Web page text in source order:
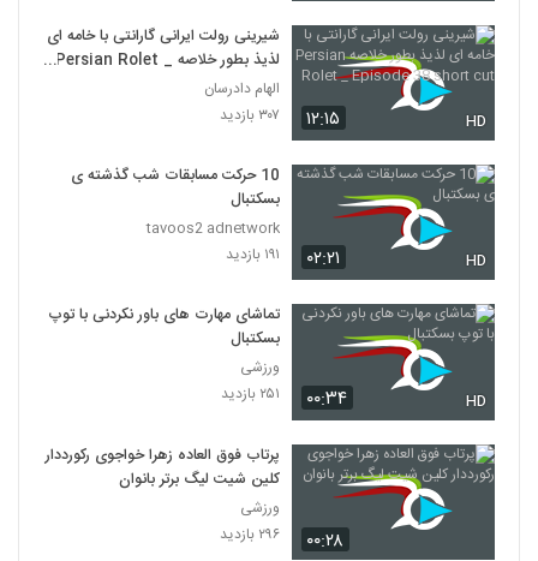
۱۲:۱۵ HD
شیرینی رولت ایرانی گارانتی با خامه ای
لذیذ بطور خلاصه Persian Rolet _
Episode 38 short cut
الهام دادرسان
۳۰۷ بازدید
۰۲:۲۱ HD
10 حرکت مسابقات شب گذشته ی
بسکتبال
tavoos2 adnetwork
۱۹۱ بازدید
۰۰:۳۴ HD
تماشای مهارت های باور نکردنی با توپ
بسکتبال
ورزشی
۲۵۱ بازدید
۰۰:۲۸
پرتاب فوق‌ العاده زهرا خواجوی رکورددار
کلین شیت لیگ برتر بانوان
ورزشی
۲۹۶ بازدید